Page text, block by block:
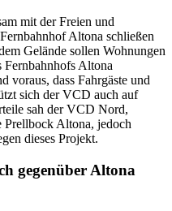
mit der Freien und
Altona schließen
Gelände sollen Wohnungen
Fernbahnhofs Altona
voraus, dass Fahrgäste und
sich der VCD auch auf
sah der VCD Nord,
Prellbock Altona, jedoch
dieses Projekt.
gegenüber Altona